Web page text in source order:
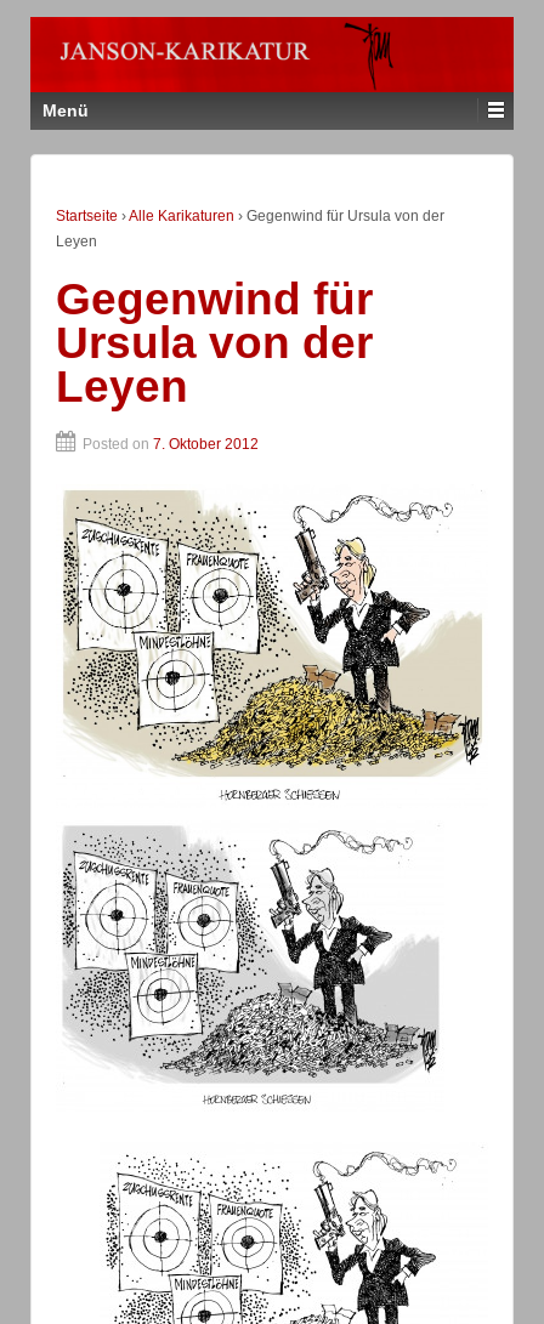
Menü
Startseite ›Alle Karikaturen › Gegenwind für Ursula von der
Leyen
Gegenwind für
Ursula von der
Leyen
Posted on 7. Oktober 2012